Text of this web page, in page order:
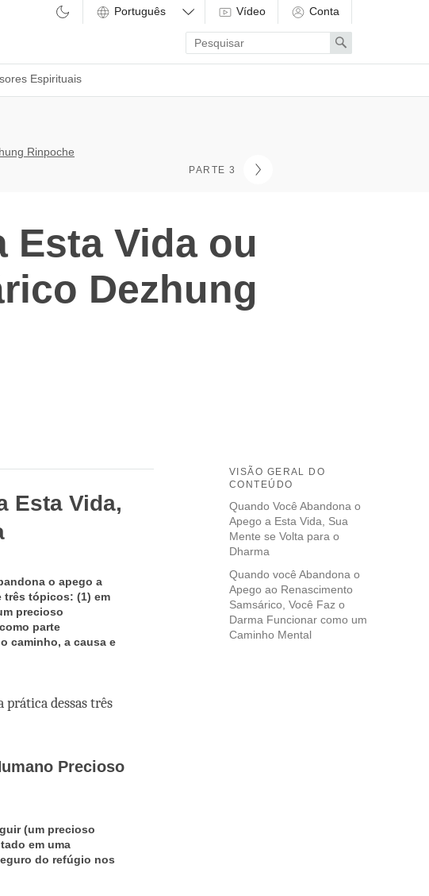
Espirituais
Vídeo Conta
Enter
search
term
Search
Rinpoche
PARTE 3
Esta Vida ou
Dezhung
VISÃO GERAL DO
CONTEÚDO
Quando Você Abandona o
Apego a Esta Vida, Sua
Mente se Volta para o
Dharma
Quando você Abandona o
Apego ao Renascimento
Samsárico, Você Faz o
Darma Funcionar como um
Caminho Mental
Esta Vida,
o apego a
três tópicos: (1) em
precioso
parte
caminho, a causa e
prática dessas três
Precioso
(um precioso
em uma
do refúgio nos